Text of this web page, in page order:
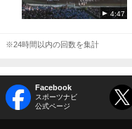
4:47
※24時間以内の回数を集計
Facebook
スポーツナビ
公式ページ